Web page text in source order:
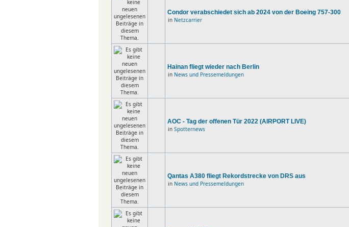
Condor verabschiedet sich ab 2024 von der Boeing 757-300
in Netzcarrier
Hainan fliegt wieder nach Berlin
in News und Pressemeldungen
AOC - Tag der offenen Tür 2022 (AIRPORT LIVE)
in Spotternews
Qantas A380 fliegt Rekordstrecke von DRS aus
in News und Pressemeldungen